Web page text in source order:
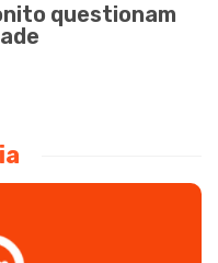
questionam